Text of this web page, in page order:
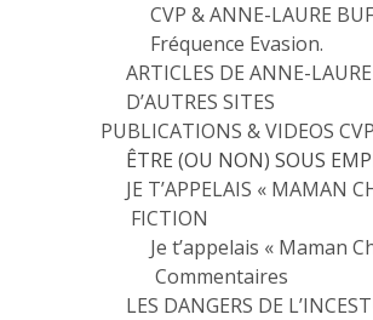
CVP & ANNE-LAURE
Fréquence Evasion.
ARTICLES DE ANNE-
D’AUTRES SITES
PUBLICATIONS & VIDEOS CVP
ÊTRE (OU NON) SOUS
JE T’APPELAIS « MAMAN
FICTION
Je t’appelais « Maman
Commentaires
LES DANGERS DE